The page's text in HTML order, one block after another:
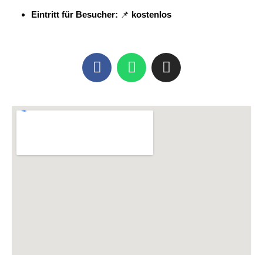
Eintritt für Besucher: 📌 kostenlos